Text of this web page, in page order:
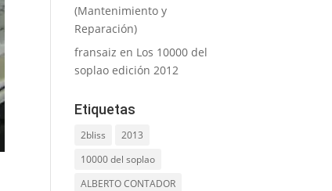
(Mantenimiento y
Reparación)
fransaiz en Los 10000 del
soplao edición 2012
Etiquetas
2bliss
2013
10000 del soplao
ALBERTO CONTADOR